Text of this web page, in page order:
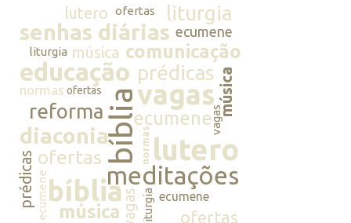
lutero ofertas liturgia
senhas diárias ecumene
liturgia música comunicação
educação prédicasmúsica
normas ofertasbíbliavagas
reforma
diaconia
ecumenevagas
prédicas ofertas normaslutero
meditações
ecumenebíblia
músicavagasliturgia ecumene
ofertas